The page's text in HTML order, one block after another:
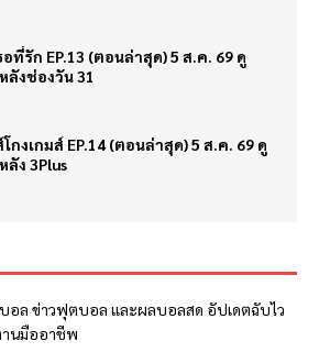
อที่รัก EP.13 (ตอนล่าสุด) 5 ส.ค. 69 ดู
ลังช่องวัน 31
โกงเกมส์ EP.14 (ตอนล่าสุด) 5 ส.ค. 69 ดู
ลัง 3Plus
อล ข่าวฟุตบอล และผลบอลสด อัปเดตฉับไว
านมืออาชีพ